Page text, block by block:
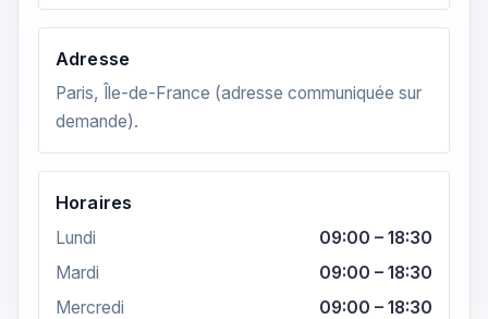
Adresse
Paris, Île-de-France (adresse communiquée sur
demande).
Horaires
Lundi
09:00 – 18:30
Mardi
09:00 – 18:30
Mercredi
09:00 – 18:30